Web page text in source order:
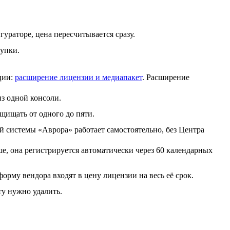
цена пересчитывается сразу.
расширение лицензии и медиапакет. Расширение
одной консоли.
от одного до пяти.
«Аврора» работает самостоятельно, без Центра
она регистрируется автоматически через 60 календарных
вендора входят в цену лицензии на весь её срок.
нужно удалить.